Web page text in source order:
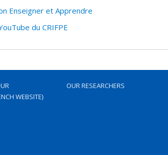
Enseigner et Apprendre
du CRIFPE
WEBSITE)
OUR RESEARCHERS